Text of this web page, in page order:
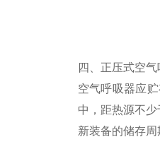
四、正压式空
空气呼吸器应
中，距热源不
新装备的储存